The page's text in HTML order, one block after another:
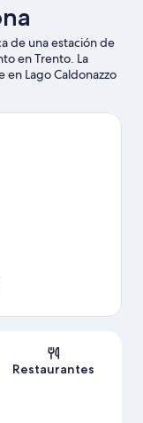
de una estación de
en Trento. La
en Lago Caldonazzo
o partido mientras
Restaurantes